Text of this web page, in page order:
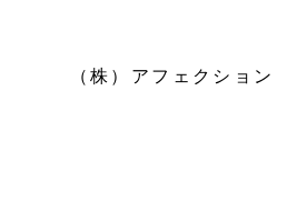
​（株）アフェクション